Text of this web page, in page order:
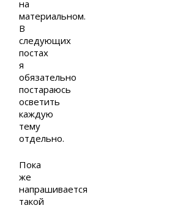
на
материальном.
В
следующих
постах
я
обязательно
постараюсь
осветить
каждую
тему
отдельно.
Пока
же
напрашивается
такой